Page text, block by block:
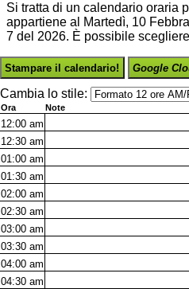
Si tratta di un calendario oraria
appartiene al Martedì, 10
7 del 2026. È possibile
Stampare il calendario! Google
Cambia lo stile:
Ora Note
12:00 am
12:30 am
01:00 am
01:30 am
02:00 am
02:30 am
03:00 am
03:30 am
04:00 am
04:30 am